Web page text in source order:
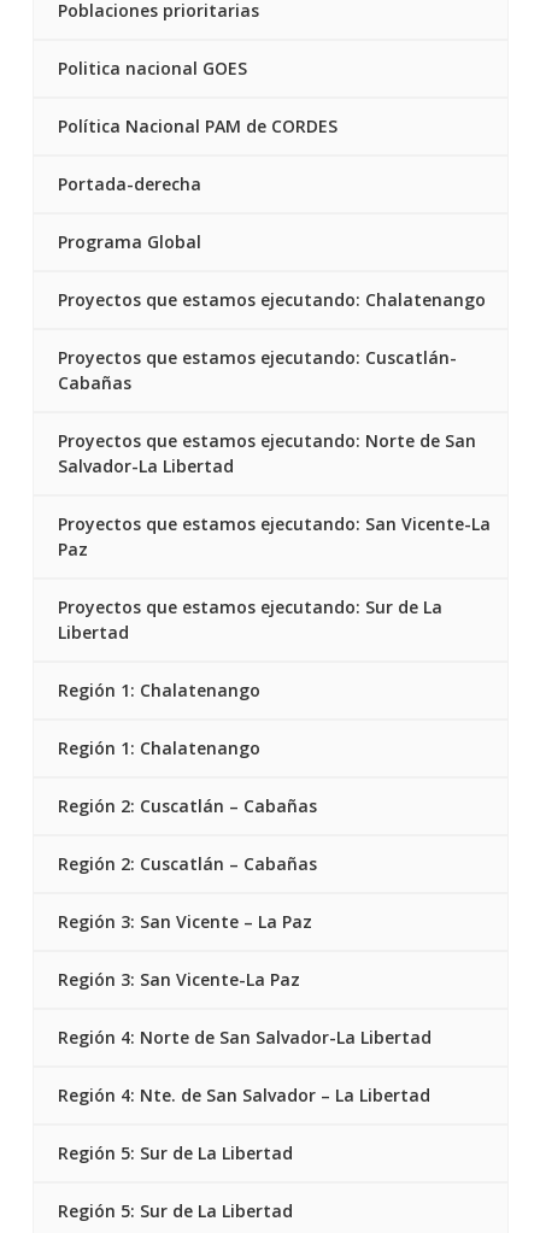
Poblaciones prioritarias
Politica nacional GOES
Política Nacional PAM de CORDES
Portada-derecha
Programa Global
Proyectos que estamos ejecutando: Chalatenango
Proyectos que estamos ejecutando: Cuscatlán-
Cabañas
Proyectos que estamos ejecutando: Norte de San
Salvador-La Libertad
Proyectos que estamos ejecutando: San Vicente-La
Paz
Proyectos que estamos ejecutando: Sur de La
Libertad
Región 1: Chalatenango
Región 1: Chalatenango
Región 2: Cuscatlán – Cabañas
Región 2: Cuscatlán – Cabañas
Región 3: San Vicente – La Paz
Región 3: San Vicente-La Paz
Región 4: Norte de San Salvador-La Libertad
Región 4: Nte. de San Salvador – La Libertad
Región 5: Sur de La Libertad
Región 5: Sur de La Libertad